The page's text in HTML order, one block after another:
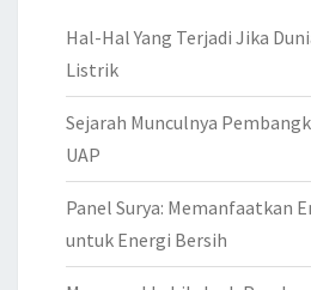
Hal-Hal Yang Terjadi Jika
Listrik
Sejarah Munculnya
UAP
Panel Surya: Memanfaatkan
untuk Energi Bersih